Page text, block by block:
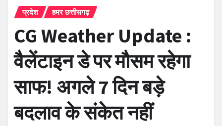
प्रदेश हमर छत्तीसगढ़
CG Weather Update :
वैलेंटाइन डे पर मौसम रहेगा
साफ! अगले 7 दिन बड़े
बदलाव के संकेत नहीं